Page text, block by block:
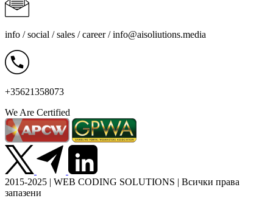
info / social / sales / career /info@aisoliutions.media
+35621358073
We Are Certified
2015-2025 | WEB CODING SOLUTIONS | Всички права
запазени